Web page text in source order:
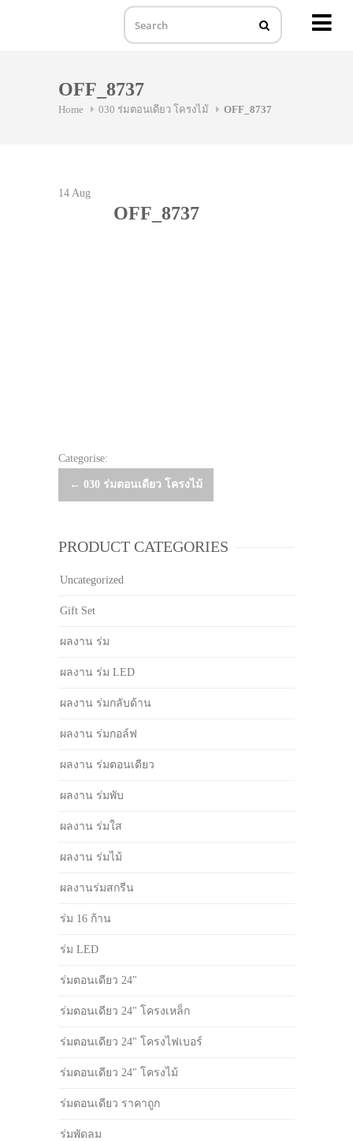
OFF_8737
Home 030 ร่มตอนเดียว โครงไม้ OFF_8737
14 Aug
OFF_8737
Categorise:
Post
← 030 ร่มตอนเดียว โครงไม้
PRODUCT CATEGORIES
Uncategorized
Gift Set
ผลงาน ร่ม
ผลงาน ร่ม LED
ผลงาน ร่มกลับด้าน
ผลงาน ร่มกอล์ฟ
ผลงาน ร่มตอนเดียว
ผลงาน ร่มพับ
ผลงาน ร่มใส
ผลงาน ร่มไม้
ผลงานร่มสกรีน
ร่ม 16 ก้าน
ร่ม LED
ร่มตอนเดียว 24"
ร่มตอนเดียว 24" โครงเหล็ก
ร่มตอนเดียว 24" โครงไฟเบอร์
ร่มตอนเดียว 24" โครงไม้
ร่มตอนเดียว ราคาถูก
ร่มพัดลม